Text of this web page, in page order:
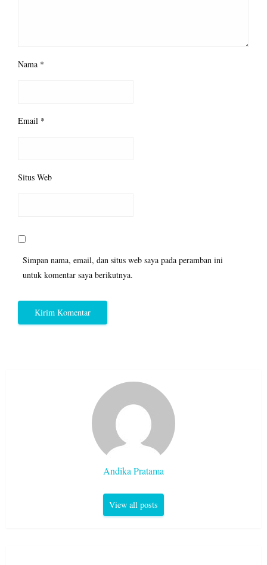
Nama *
Email *
Situs Web
Simpan nama, email, dan situs web saya pada peramban ini
untuk komentar saya berikutnya.
Andika Pratama
View all posts